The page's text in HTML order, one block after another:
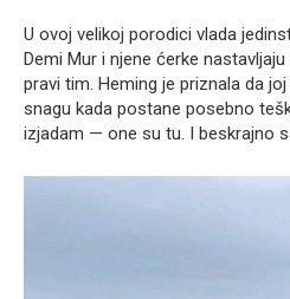
U ovoj velikoj porodici vlada
Demi Mur i njene ćerke
pravi tim. Heming je priznala da
snagu kada postane posebno
izjadam — one su tu. I beskrajno